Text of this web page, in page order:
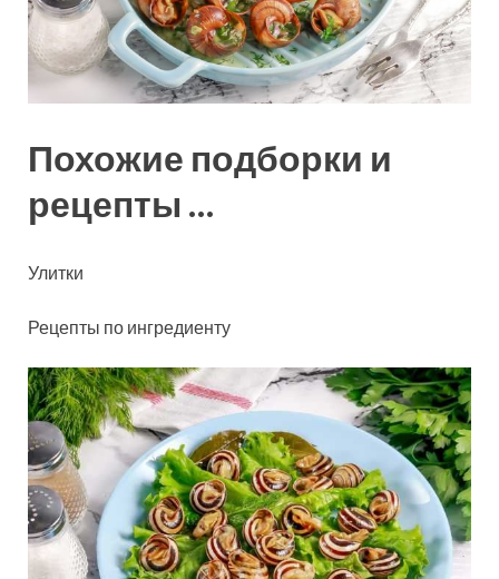
Похожие подборки и
рецепты …
Улитки
Рецепты по ингредиенту